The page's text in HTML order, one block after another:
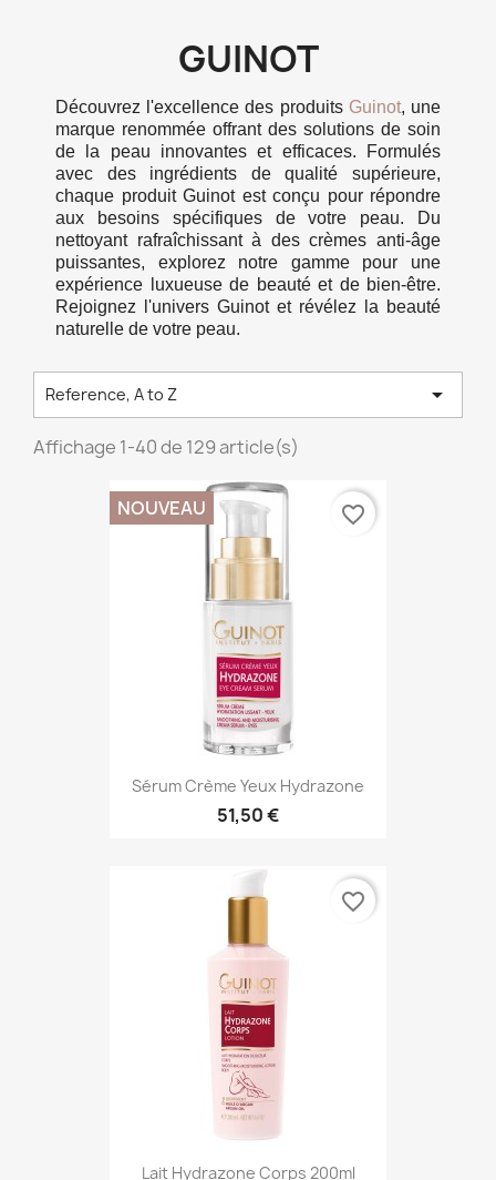
GUINOT
Découvrez l'excellence des produits Guinot, une
marque renommée offrant des solutions de soin
de la peau innovantes et efficaces. Formulés
avec des ingrédients de qualité supérieure,
chaque produit Guinot est conçu pour répondre
aux besoins spécifiques de votre peau. Du
nettoyant rafraîchissant à des crèmes anti-âge
puissantes, explorez notre gamme pour une
expérience luxueuse de beauté et de bien-être.
Rejoignez l'univers Guinot et révélez la beauté
naturelle de votre peau.
Reference, A to Z 
Affichage 1-40 de 129 article(s)
Sérum Crème Yeux Hydrazone
51,50 €
NOUVEAU favorite_border
Lait Hydrazone Corps 200ml
favorite_border